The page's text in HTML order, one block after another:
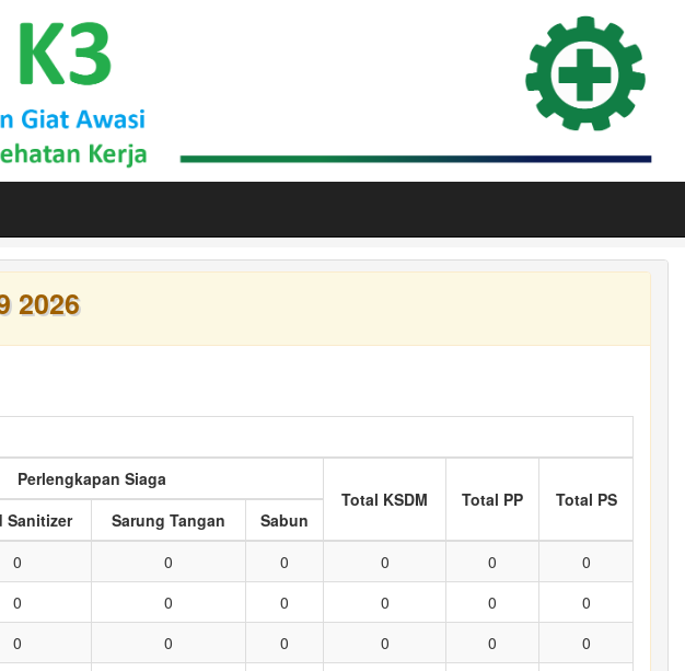
2026
Perlengkapan Siaga
Total KSDM
Total PP
Total PS
Sanitizer Sarung Tangan
Sabun
0 0 0 0 0
0
0 0 0 0 0
0
0 0 0 0 0
0